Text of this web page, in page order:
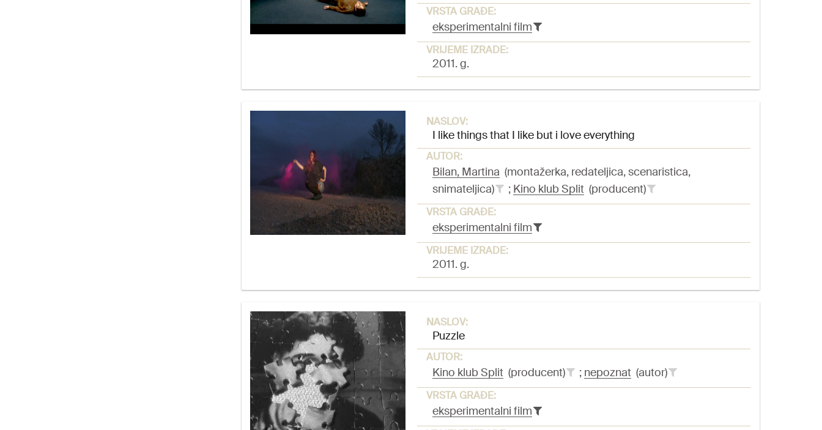
VRSTA GRAĐE:
eksperimentalni film
VRIJEME IZRADE:
2011. g.
NASLOV:
I like things that I like but i love everything
AUTOR:
Bilan, Martina (montažerka, redateljica, scenaristica,
snimateljica)
; Kino klub Split(producent)
VRSTA GRAĐE:
eksperimentalni film
VRIJEME IZRADE:
2011. g.
NASLOV:
Puzzle
AUTOR:
Kino klub Split(producent) ; nepoznat(autor)
VRSTA GRAĐE:
eksperimentalni film